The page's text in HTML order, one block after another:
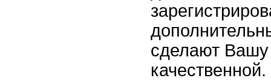
сделают Вашу
качественной.